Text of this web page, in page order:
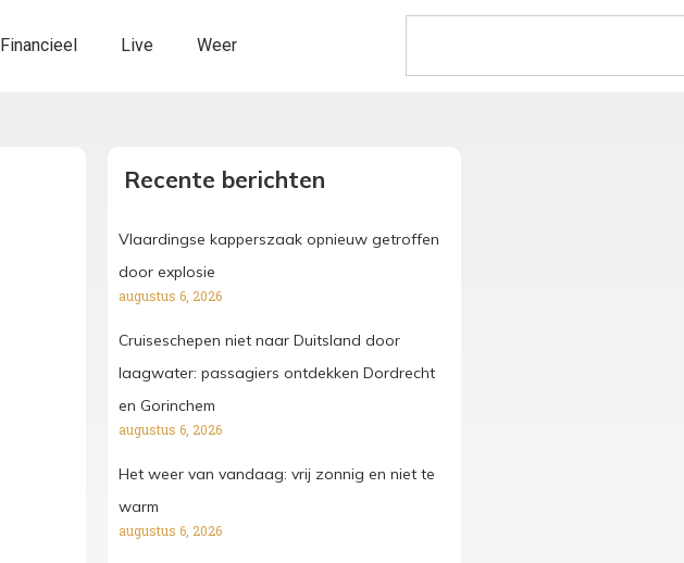
Financieel Live Weer
Recente berichten
Vlaardingse kapperszaak opnieuw getroffen
door explosie
augustus 6, 2026
Cruiseschepen niet naar Duitsland door
laagwater: passagiers ontdekken Dordrecht
en Gorinchem
augustus 6, 2026
Het weer van vandaag: vrij zonnig en niet te
warm
augustus 6, 2026